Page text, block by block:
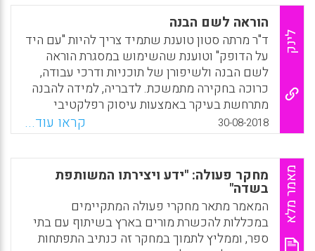
סוגים שונים של מחקרי גישוש (מחקרים
טרומיים או מקדימים) הנבדלים ביניהם בסוג
הבדיקות שנעשות בהם. (צחי אשכנזי)
WhatsApp
Facebook
Email
X
לינק
הוראה לשם הבנה
ד"ר מרתה סטון טוענת שתמיד צריך להיות "עם היד
על הדופק" וטוענת שהשימוש במסגרת הוראה
לשם הבנה ולשיפורן של תוכניות ודרכי עבודה,
כרוכה בחקירה מתמשכת. לדבריה, למידה להבנה
מתרחשת בעיקר באמצעות עיסוק רפלקטיבי
בביצועי הבנה נגישים אך מאתגרים. הספר הוראה
לשם הבנה מסכם מפעל עיוני ומעשי של קבוצת
חוקרים מבית הספר לחינוך של הרווארד ומורים
מבתי ספר בבוסטון, אשר שיתפו פעולה במשך
עשר שנים במטרה לפתח תפישה חדשה של
הבנה ומסגרת יישומית של הוראה לשם הבנה.
נקודת המוצא של מפעל זה היא בהנחה שמטרת
ההוראה היא טיפוח הבנה של מהות הנושאים
30-08-2018 קראו עוד...
מאמר מלא מחקר פעולה: "ידע ויצירתו המשותפת
בשדה"
המאמר מתאר מחקרי פעולה המתקיימים
במכללות להכשרת מורים בארץ בשיתוף עם בתי
ספר, וממליץ לתמוך במחקר זה כנתיב התפתחות